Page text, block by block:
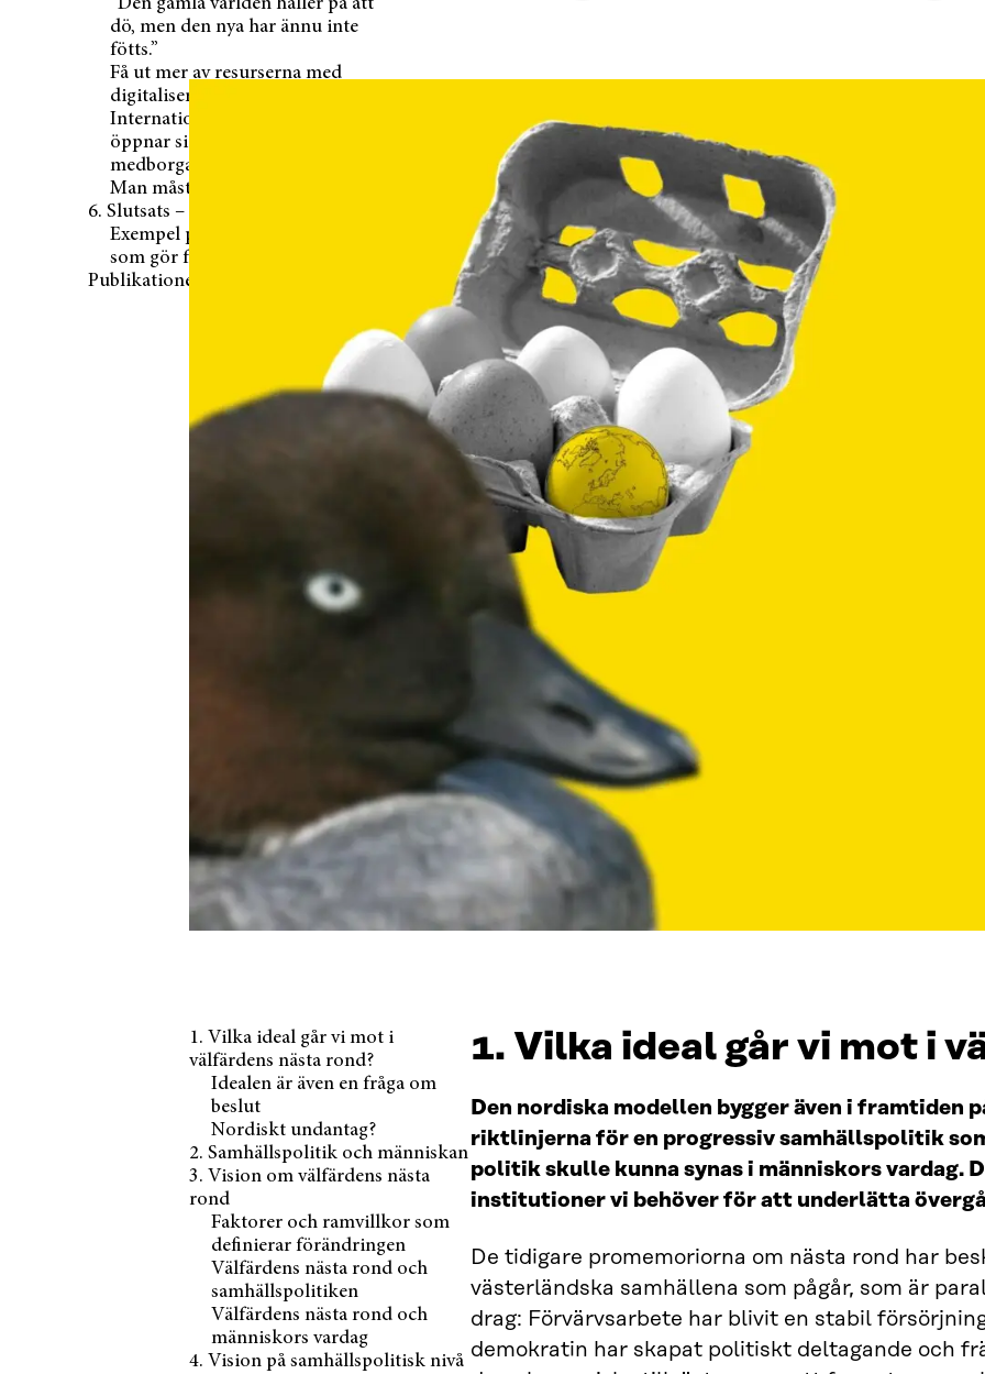
”Den gamla världen håller på att
dö, men den nya har ännu inte
fötts.”
Få ut mer av resurserna med
digitalisering
Internationella institutioner
öppnar sig för
medborgarsamhället
Man måste investera i framtiden
6. Slutsats – lista över lösningar
Exempel på resan mot lösningar
som gör framtiden lättare
Publikationens detaljer
1. Vilka ideal går vi mot i
välfärdens nästa rond?
Idealen är även en fråga om
beslut
Nordiskt undantag?
2. Samhällspolitik och människan
3. Vision om välfärdens nästa
rond
Faktorer och ramvillkor som
definierar förändringen
Välfärdens nästa rond och
samhällspolitiken
Välfärdens nästa rond och
människors vardag
4. Vision på samhällspolitisk nivå
1. Vilka ideal går vi mot i
Den nordiska modellen bygger även i framtiden
riktlinjerna för en progressiv samhällspolitik
politik skulle kunna synas i människors vardag.
institutioner vi behöver för att underlätta
De tidigare promemoriorna om nästa rond har
västerländska samhällena som pågår, som är
drag: Förvärvsarbete har blivit en stabil
demokratin har skapat politiskt deltagande och